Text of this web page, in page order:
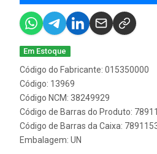
Em Estoque
Código do Fabricante: 015350000
Código: 13969
Código NCM: 38249929
Código de Barras do Produto:
Código de Barras da Caixa:
Embalagem: UN